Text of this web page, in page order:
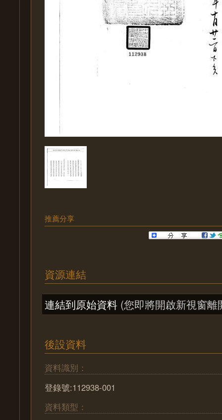
推薦分享
資源連結
連結到原始資料 (您即將開啟新視窗離
後設資料
資料識別：
登錄號:112938-001
資料類型：